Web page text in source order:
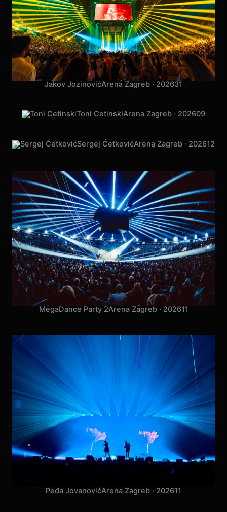
Jakov Jozinović Arena Zagreb · 2026 31
Toni Cetinski
MegaDance Party 2Arena Zagreb · 202611